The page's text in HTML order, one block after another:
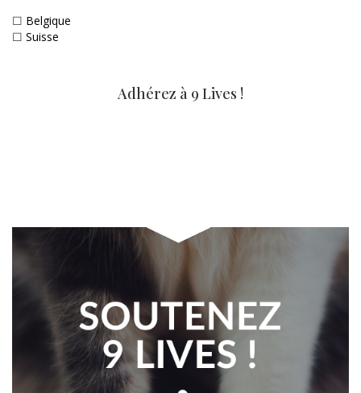
☐ Belgique
☐ Suisse
Adhérez à 9 Lives !